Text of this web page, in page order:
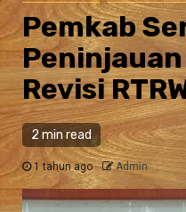
Pemkab
Revisi
2 min read
1 tahun ago Admin